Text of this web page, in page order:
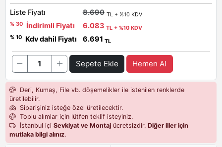
Liste Fiyatı 8.690 TL + %10 KDV
% 30
İndirimli Fiyatı 6.083 TL + %10 KDV
% 10
Kdv dahil Fiyatı 6.691 TL
Sepete Ekle Hemen Al
Deri, Kumaş, File vb. döşemelikler ile istenilen renklerde
üretilebilir.
Siparişiniz isteğe özel üretilecektir.
Toplu alımlar için lütfen teklif isteyiniz.
İstanbul içi Sevkiyat ve Montajücretsizdir. Diğer iller için
mutlaka bilgi alınız.